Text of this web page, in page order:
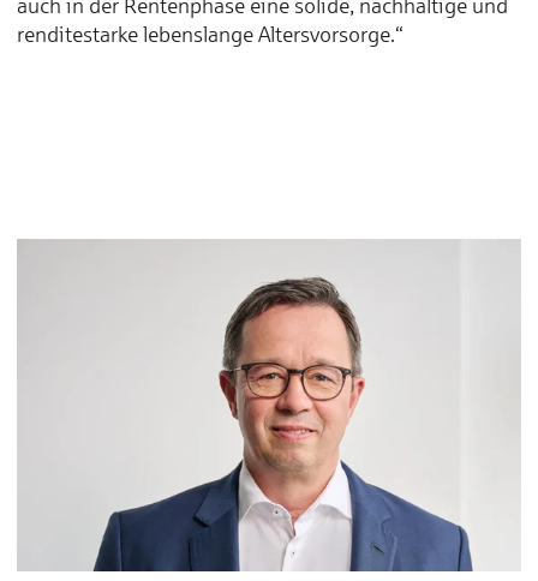
auch in der Rentenphase eine solide, nachhaltige und
renditestarke lebenslange Altersvorsorge.“